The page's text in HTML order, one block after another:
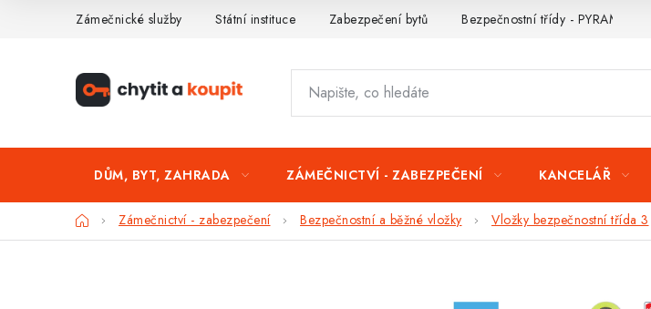
Zámečnické služby Státní instituce Zabezpečení bytů Bezpečnostní třídy - PYRAMIDA
DŮM, BYT, ZAHRADA ZÁMEČNICTVÍ - ZABEZPEČENÍ KANCELÁŘ
DomůZámečnictví - zabezpečení Bezpečnostní a běžné vložky Vložky bezpečnostní třída 3